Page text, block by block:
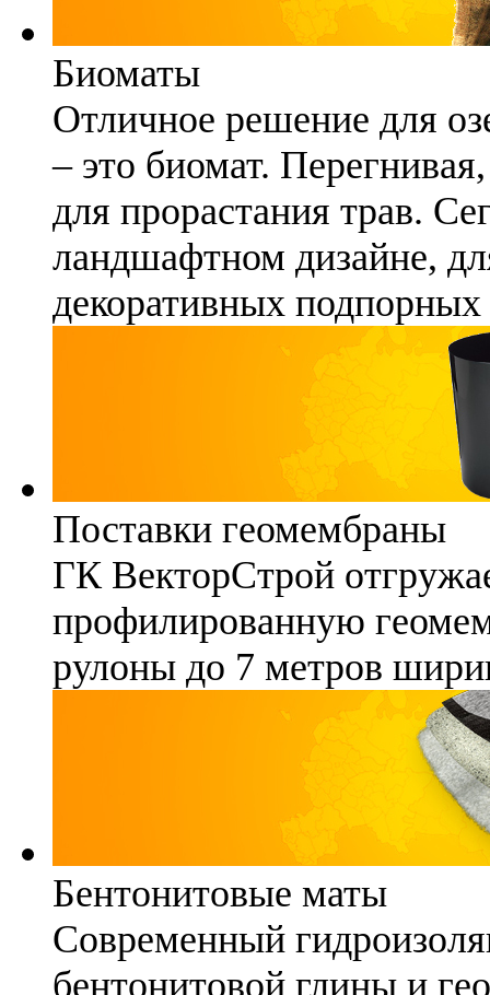
Биоматы
Отличное решение для
– это биомат.
для прорастания трав.
ландшафтном дизайне,
декоративных подпорных
Поставки геомембраны
ГК ВекторСтрой
профилированную
рулоны до 7 метров
Бентонитовые маты
Современный
бентонитовой глины и